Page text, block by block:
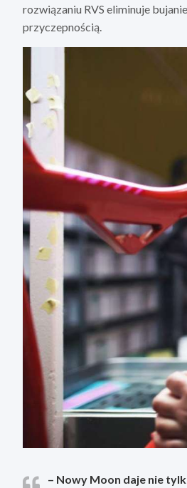
rozwiązaniu RVS eliminuje
przyczepnością.
– Nowy Moon daje nie